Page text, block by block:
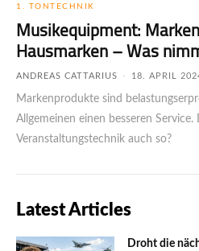
1. TONTECHNIK
Musikequipment:
Hausmarken – Was
ANDREAS CATTARIUS - 18. APRIL
Markenprodukte sind
Allgemeinen einen besseren
Veranstaltungstechnik auch so?
Latest Articles
Droht die